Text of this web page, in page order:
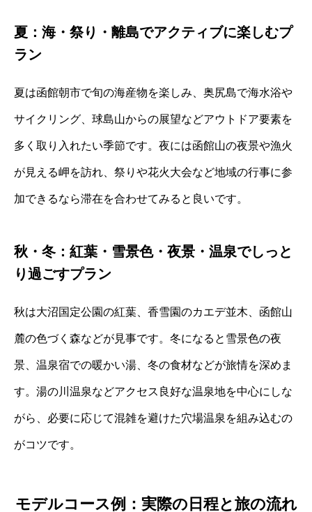
夏：海・祭り・離島でアクティブに楽しむプ
ラン
夏は函館朝市で旬の海産物を楽しみ、奥尻島で海水浴や
サイクリング、球島山からの展望などアウトドア要素を
多く取り入れたい季節です。夜には函館山の夜景や漁火
が見える岬を訪れ、祭りや花火大会など地域の行事に参
加できるなら滞在を合わせてみると良いです。
秋・冬：紅葉・雪景色・夜景・温泉でしっと
り過ごすプラン
秋は大沼国定公園の紅葉、香雪園のカエデ並木、函館山
麓の色づく森などが見事です。冬になると雪景色の夜
景、温泉宿での暖かい湯、冬の食材などが旅情を深めま
す。湯の川温泉などアクセス良好な温泉地を中心にしな
がら、必要に応じて混雑を避けた穴場温泉を組み込むの
がコツです。
モデルコース例：実際の日程と旅の流れ